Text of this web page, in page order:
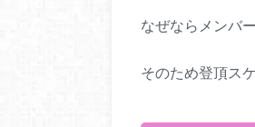
なぜならメンバ
そのため登頂ス